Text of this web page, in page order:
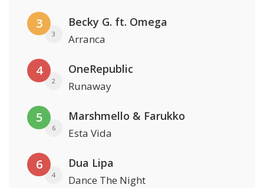
3
3
Becky G. ft. Omega
Arranca
4
2
OneRepublic
Runaway
5
6
Marshmello & Farukko
Esta Vida
6
4
Dua Lipa
Dance The Night